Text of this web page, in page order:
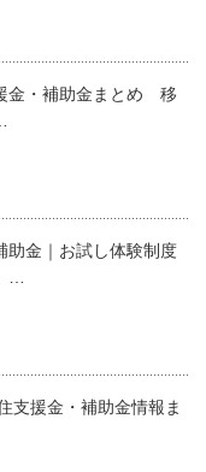
金・補助金まとめ 移
助金｜お試し体験制度
…
支援金・補助金情報ま